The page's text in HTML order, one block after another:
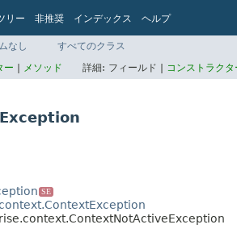
リー 非推奨 インデックス ヘルプ
なし
すべてのクラス
ー | メソッド 詳細: フィールド | コンストラクタ
SE